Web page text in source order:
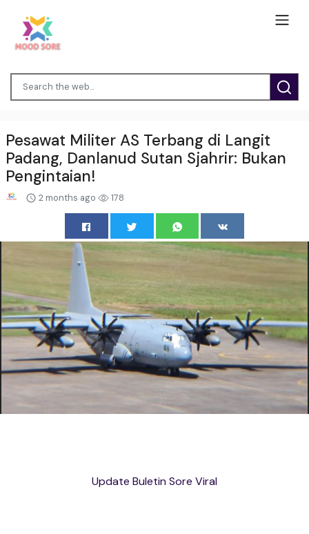
Pesawat Militer AS Terbang di Langit
Padang, Danlanud Sutan Sjahrir: Bukan
Pengintaian!
2 months ago 178
Update Buletin Sore Viral